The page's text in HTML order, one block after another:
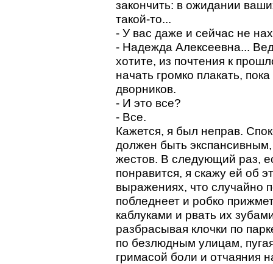
закончить: в ожидании
такой-то...
- У вас даже и сейчас не
- Надежда Алексеевна...
хотите, из почтения к
начать громко плакать,
дворников.
- И это все?
- Все.
Кажется, я был неправ.
должен быть
жестов. В следующий раз,
понравится, я скажу ей об
выражениях, что случайно
побледнеет и робко
каблуками и рвать их
разбрасывая клочки по
по безлюдным улицам,
гримасой боли и отчаяния